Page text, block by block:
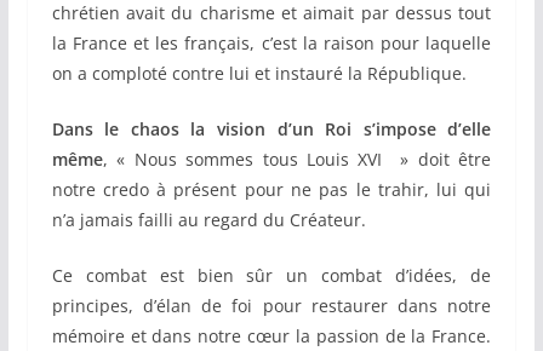
chrétien avait du charisme et aimait par dessus tout
la France et les français, c’est la raison pour laquelle
on a comploté contre lui et instauré la République.
Dans le chaos la vision d’un Roi s’impose d’elle
même, « Nous sommes tous Louis XVI » doit être
notre credo à présent pour ne pas le trahir, lui qui
n’a jamais failli au regard du Créateur.
Ce combat est bien sûr un combat d’idées, de
principes, d’élan de foi pour restaurer dans notre
mémoire et dans notre cœur la passion de la France.